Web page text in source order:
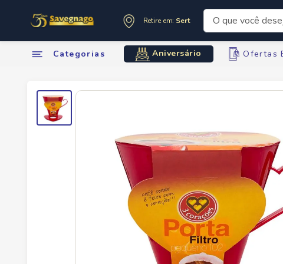
Retire em: Sertãozinho
O que você
Categorias Aniversário Ofertas
Termos mais
leite
3º
cerveja
6º
sabonete
aniversario
8º
oleo
9
leite integral
10
chocolate